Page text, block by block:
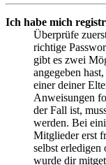
Ich habe mich
Überprüfe
richtige
gibt es zwei
angegeben
einer deiner
Anweisungen
der Fall ist,
werden. Bei
Mitglieder erst
selbst
wurde dir